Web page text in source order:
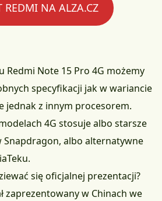
REDMI NA ALZA.CZ
Redmi Note 15 Pro 4G możemy
specyfikacji jak w wariancie
jednak z innym procesorem.
4G stosuje albo starsze
Snapdragon, albo alternatywne
się oficjalnej prezentacji?
zaprezentowany w Chinach we